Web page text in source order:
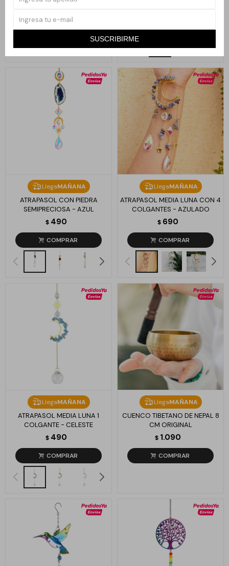
SUSCRIBIRME
390
LlegaMAÑANA
ATRAPASOL CON PIEDRA
SEMIPRECIOSA - AZUL
$ 490
LlegaMAÑANA
ATRAPASOL MEDIA LUNA CON 4
COLGANTES - AZULADO
$ 690
LlegaMAÑANA
ATRAPASOL MEDIA LUNA 1
COLGANTE - CELESTE
$ 490
LlegaMAÑANA
CUENCO TIBETANO DE NEPAL 8
CM ORIGINAL
$ 1.090